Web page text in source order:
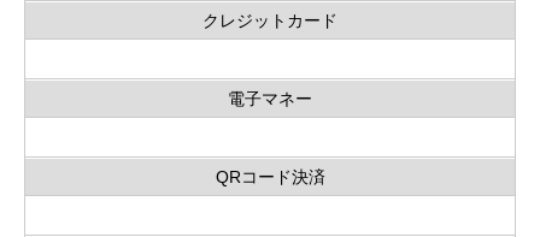
クレジットカード
電子マネー
QRコード決済